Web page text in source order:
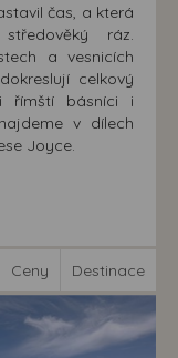
čas, a která
ráz.
a vesnicích
celkový
římští básníci i
v dílech
Joyce.
Ceny Destinace